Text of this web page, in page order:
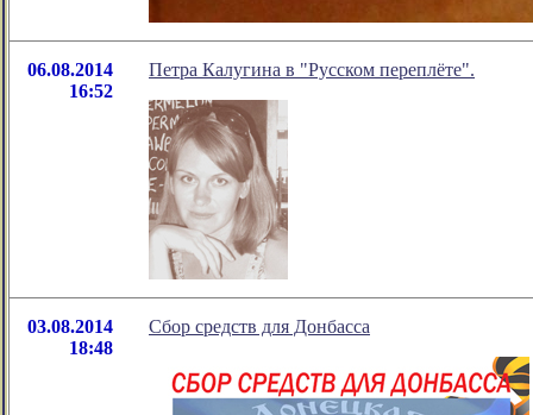
06.08.2014
16:52
Петра Калугина в "Русском переплёте".
03.08.2014
18:48
Cбор средств для Донбасса